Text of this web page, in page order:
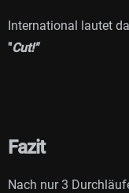
International lautet
"Cut!"
Fazit
Nach nur 3